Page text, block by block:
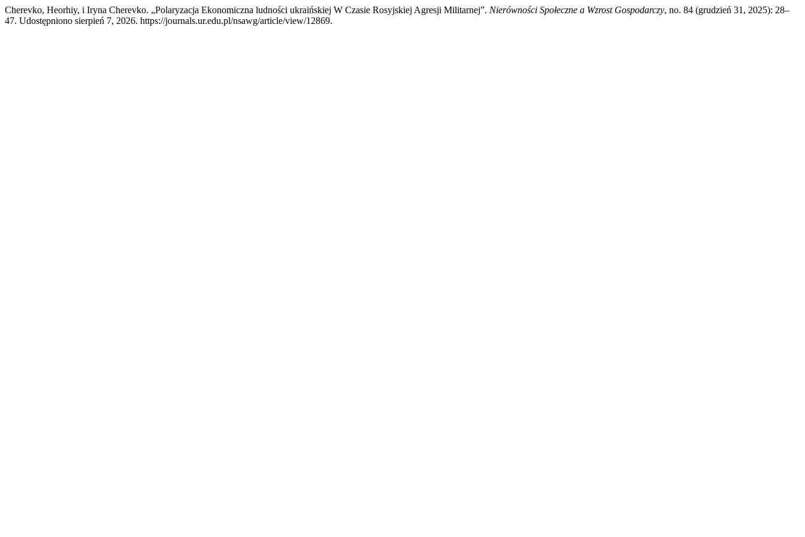
Cherevko, Heorhiy, i Iryna Cherevko. „Polaryzacja Ekonomiczna ludności ukraińskiej W Czasie Rosyjskiej Agresji Militarnej”. Nierówności Społeczne a Wzrost Gospodarczy, no. 84 (grudzień 31, 2025): 28–
47. Udostępniono sierpień 7, 2026. https://journals.ur.edu.pl/nsawg/article/view/12869.